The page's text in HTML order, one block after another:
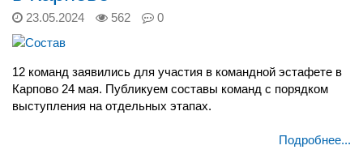
23.05.2024 562 0
12 команд заявились для участия в командной эстафете в
Карпово 24 мая. Публикуем составы команд с порядком
выступления на отдельных этапах.
Подробнее...